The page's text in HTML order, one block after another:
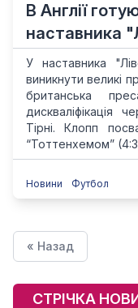
В Англії
наставника
У наставника
виникнути великі
британська
дискваліфікація
Тірні. Клопп
“Тоттенхемом”
Новини Футбол
« Назад
СТРІЧКА